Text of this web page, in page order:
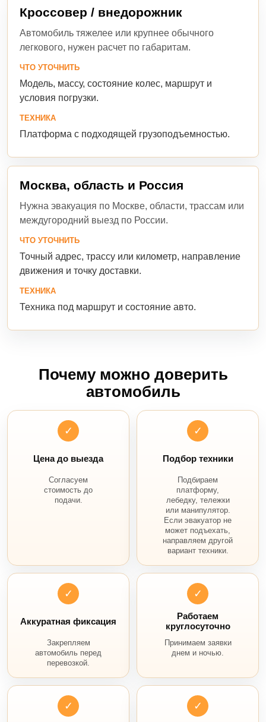
Кроссовер / внедорожник
Автомобиль тяжелее или крупнее обычного
легкового, нужен расчет по габаритам.
ЧТО УТОЧНИТЬ
Модель, массу, состояние колес, маршрут и
условия погрузки.
ТЕХНИКА
Платформа с подходящей грузоподъемностью.
Москва, область и Россия
Нужна эвакуация по Москве, области, трассам или
междугородний выезд по России.
ЧТО УТОЧНИТЬ
Точный адрес, трассу или километр, направление
движения и точку доставки.
ТЕХНИКА
Техника под маршрут и состояние авто.
Почему можно доверить
автомобиль
✓
Цена до выезда
Согласуем
стоимость до
подачи.
✓
Подбор техники
Подбираем
платформу,
лебедку, тележки
или манипулятор.
Если эвакуатор не
может подъехать,
направляем другой
вариант техники.
✓
Аккуратная фиксация
Закрепляем
автомобиль перед
перевозкой.
✓
Работаем
круглосуточно
Принимаем заявки
днем и ночью.
✓ ✓